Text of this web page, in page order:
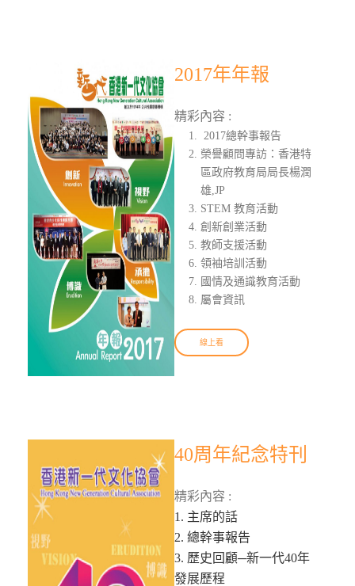
2017年年報
精彩內容 :
2017總幹事報告
榮譽顧問專訪：香港特
區政府教育局局長楊潤
雄,JP
STEM 教育活動
創新創業活動
教師支援活動
領袖培訓活動
國情及通識教育活動
屬會資訊
線上看
40周年紀念特刊
精彩內容 :
1. 主席的話
2. 總幹事報告
3. 歷史回顧─新一代40年
發展歷程